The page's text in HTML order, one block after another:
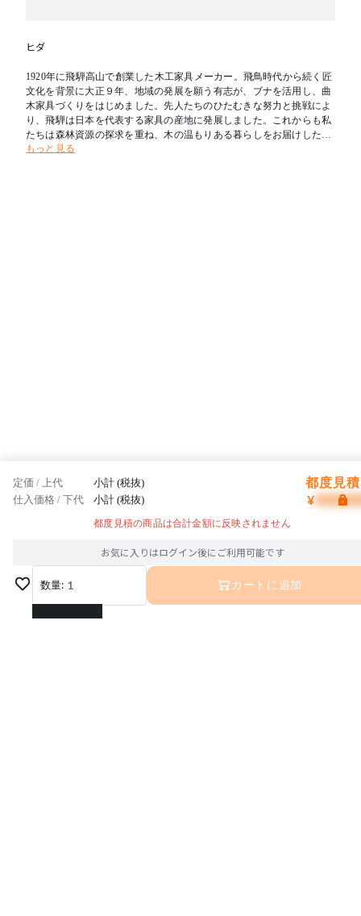
ヒダ
1920年に飛騨高山で創業した木工家具メーカー。飛鳥時代から続く匠
文化を背景に大正９年、地域の発展を願う有志が、ブナを活用し、曲
木家具づくりをはじめました。先人たちのひたむきな努力と挑戦によ
り、飛騨は日本を代表する家具の産地に発展しました。これからも私
たちは森林資源の探求を重ね、木の温もりある暮らしをお届けしたい
と考えます。新たな創造を可能とし、その魅力を求めて人々が集う場
もっと見る
定価 / 上代 小計 (税抜) 都度見
仕入価格 / 下代 小計 (税抜) ¥
都度見積の商品は合計金額に反映されません
お気に入りはログイン後にご利用可能です
数量: 1
1
カートに追加